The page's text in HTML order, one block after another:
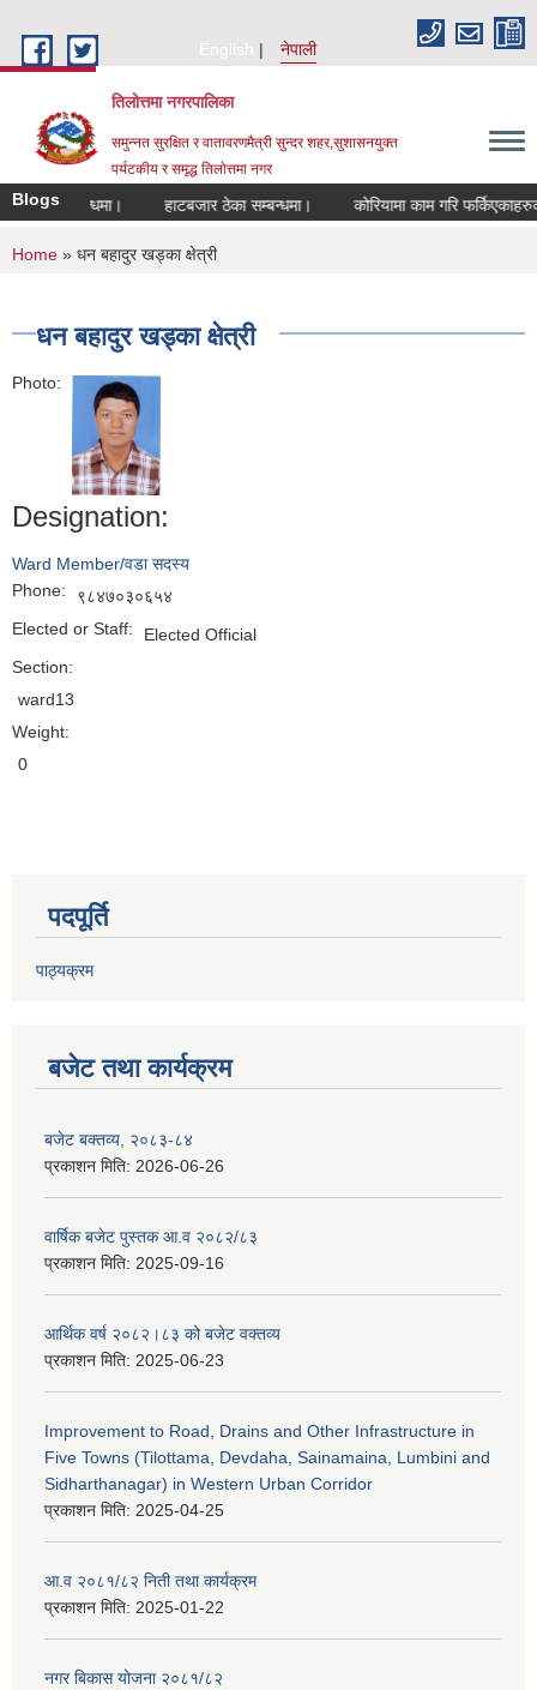
English
नेपाली
तिलोत्तमा नगरपालिका
समुन्नत सुरक्षित र वातावरणमैत्री सुन्दर शहर,सुशासनयुक्त
पर्यटकीय र समृद्ध तिलाेत्तमा नगर
Blogs
सम्बन्धमा। हाटबजार ठेका सम्बन्धमा। कोरियामा काम गरि फर्किएकाहरुको
You are here
Home » धन बहादुर खड्का क्षेत्री
धन बहादुर खड्का क्षेत्री
Photo:
Designation:
Ward Member/वडा सदस्य
Phone:
९८४७०३०६५४
Elected or Staff:
Elected Official
Section:
ward13
Weight:
0
पदपूर्ति
पाठ्यक्रम
बजेट तथा कार्यक्रम
बजेट बक्तव्य, २०८३-८४
प्रकाशन मिति: 2026-06-26
वार्षिक बजेट पुस्तक आ.व २०८२/८३
प्रकाशन मिति: 2025-09-16
आर्थिक वर्ष २०८२।८३ को बजेट वक्तव्य
प्रकाशन मिति: 2025-06-23
Improvement to Road, Drains and Other Infrastructure in
Five Towns (Tilottama, Devdaha, Sainamaina, Lumbini and
Sidharthanagar) in Western Urban Corridor
प्रकाशन मिति: 2025-04-25
आ.व २०८१/८२ निती तथा कार्यक्रम
प्रकाशन मिति: 2025-01-22
नगर बिकास योजना २०८१/८२